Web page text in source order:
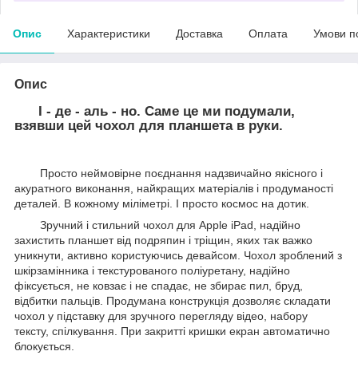
Опис Характеристики Доставка Оплата Умови
Опис
І - де - аль - но. Саме це ми подумали,
взявши цей чохол для планшета в руки.
Просто неймовірне поєднання надзвичайно якісного і
акуратного виконання, найкращих матеріалів і продуманості
деталей. В кожному міліметрі. І просто космос на дотик.
Зручний і стильний чохол для Apple iPad, надійно
захистить планшет від подряпин і тріщин, яких так важко
уникнути, активно користуючись девайсом. Чохол зроблений з
шкірзамінника і текстурованого поліуретану, надійно
фіксується, не ковзає і не спадає, не збирає пил, бруд,
відбитки пальців. Продумана конструкція дозволяє складати
чохол у підставку для зручного перегляду відео, набору
тексту, спілкування. При закритті кришки екран автоматично
блокується.